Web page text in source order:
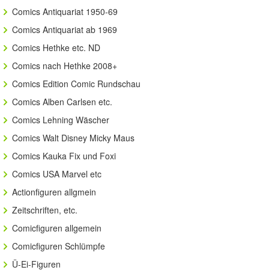
Comics Antiquariat 1950-69
Comics Antiquariat ab 1969
Comics Hethke etc. ND
Comics nach Hethke 2008+
Comics Edition Comic Rundschau
Comics Alben Carlsen etc.
Comics Lehning Wäscher
Comics Walt Disney Micky Maus
Comics Kauka Fix und Foxi
Comics USA Marvel etc
Actionfiguren allgmein
Zeitschriften, etc.
Comicfiguren allgemein
Comicfiguren Schlümpfe
Ü-Ei-Figuren